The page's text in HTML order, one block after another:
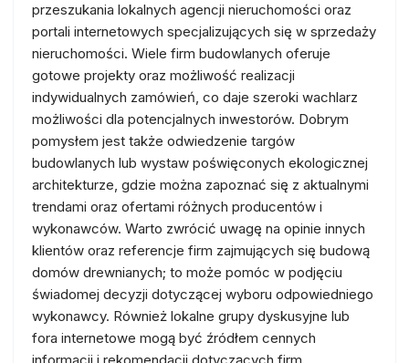
przeszukania lokalnych agencji nieruchomości oraz
portali internetowych specjalizujących się w sprzedaży
nieruchomości. Wiele firm budowlanych oferuje
gotowe projekty oraz możliwość realizacji
indywidualnych zamówień, co daje szeroki wachlarz
możliwości dla potencjalnych inwestorów. Dobrym
pomysłem jest także odwiedzenie targów
budowlanych lub wystaw poświęconych ekologicznej
architekturze, gdzie można zapoznać się z aktualnymi
trendami oraz ofertami różnych producentów i
wykonawców. Warto zwrócić uwagę na opinie innych
klientów oraz referencje firm zajmujących się budową
domów drewnianych; to może pomóc w podjęciu
świadomej decyzji dotyczącej wyboru odpowiedniego
wykonawcy. Również lokalne grupy dyskusyjne lub
fora internetowe mogą być źródłem cennych